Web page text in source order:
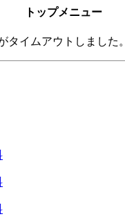
トップメニュー
タイムアウトしました。